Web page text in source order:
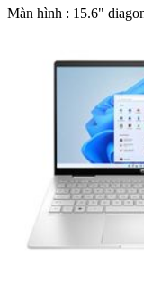
Màn hình : 15.6"